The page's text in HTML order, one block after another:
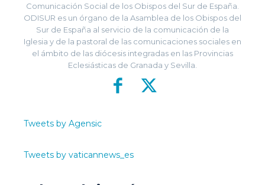
Comunicación Social de los Obispos del Sur de España.
ODISUR es un órgano de la Asamblea de los Obispos del
Sur de España al servicio de la comunicación de la
Iglesia y de la pastoral de las comunicaciones sociales en
el ámbito de las diócesis integradas en las Provincias
Eclesiásticas de Granada y Sevilla.
Tweets by Agensic
Tweets by vaticannews_es